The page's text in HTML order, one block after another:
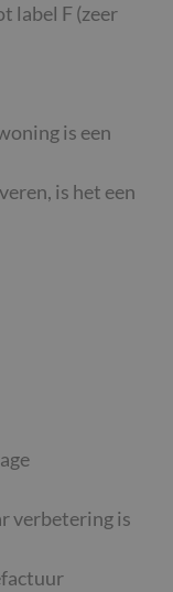
label F (zeer
is een
is het een
verbetering is